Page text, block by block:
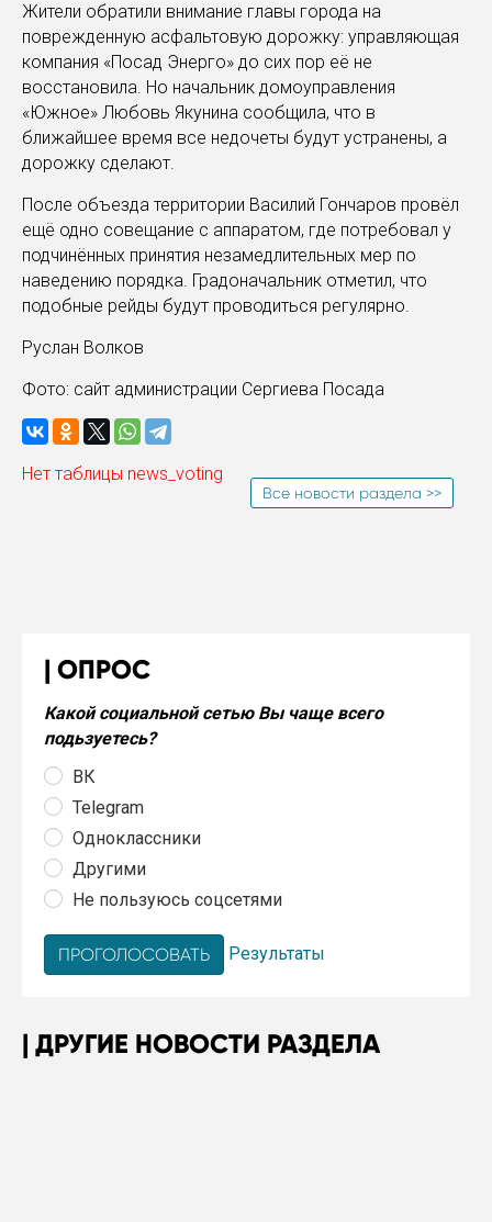
Жители обратили внимание главы города на
поврежденную асфальтовую дорожку: управляющая
компания «Посад Энерго» до сих пор её не
восстановила. Но начальник домоуправления
«Южное» Любовь Якунина сообщила, что в
ближайшее время все недочеты будут устранены, а
дорожку сделают.
После объезда территории Василий Гончаров провёл
ещё одно совещание с аппаратом, где потребовал у
подчинённых принятия незамедлительных мер по
наведению порядка. Градоначальник отметил, что
подобные рейды будут проводиться регулярно.
Руслан Волков
Фото: сайт администрации Сергиева Посада
Нет таблицы news_voting
Все новости раздела >>
ОПРОС
Какой социальной сетью Вы чаще всего
подьзуетесь?
ВК
Telegram
Одноклассники
Другими
Не пользуюсь соцсетями
Результаты
ДРУГИЕ НОВОСТИ РАЗДЕЛА